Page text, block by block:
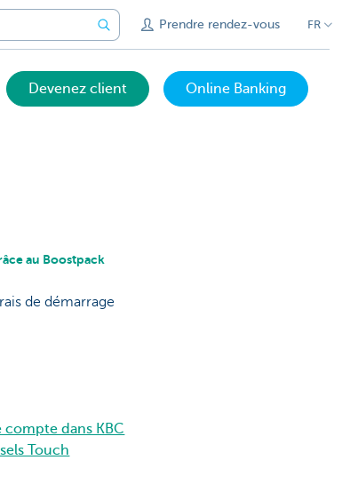
Prendre rendez-vous FR
Devenez client Online Banking
au Boostpack
de démarrage
compte dans KBC
Touch